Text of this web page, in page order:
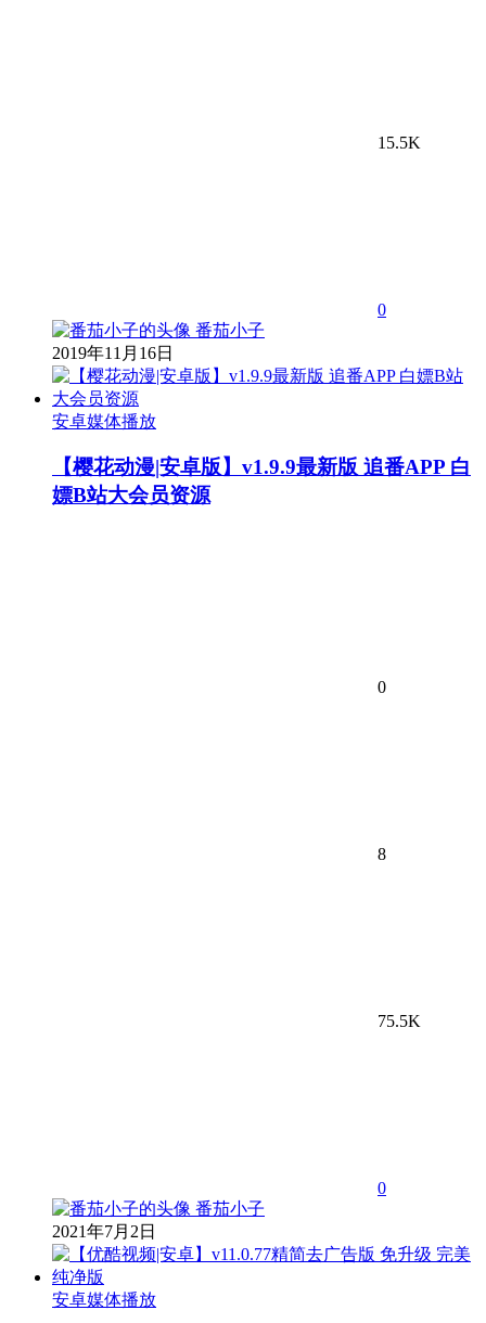
15.5K
0
番茄小子
2019年11月16日
安卓媒体播放
【樱花动漫|安卓版】v1.9.9最新版 追番APP 白
嫖B站大会员资源
0
8
75.5K
0
番茄小子
2021年7月2日
安卓媒体播放